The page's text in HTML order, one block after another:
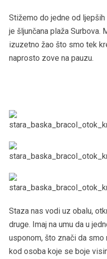
Stižemo do jedne od ljepših
je šljunčana plaža Surbova.
izuzetno žao što smo tek
naprosto zove na pauzu.
Staza nas vodi uz obalu,
druge. Imaj na umu da u
usponom, što znači da
kod osoba koje se boje